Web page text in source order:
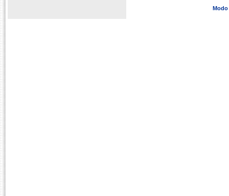
Modo